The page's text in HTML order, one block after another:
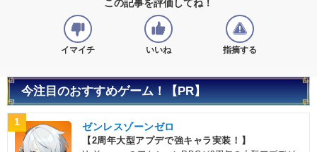
この記事を評価してね！
イマイチ いいね 指摘する
今注目のおすすめゲーム！【PR】
1 ゼンレスゾーンゼロ
【2周年大型アプデで強キャラ実装！】